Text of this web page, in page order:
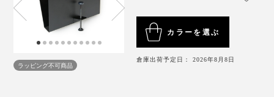
の手があったか！的な、すごい構造だと思っています。
＊GとHのタイプには設置できません
＊A〜Fタイプの天板の場合は、下記の条件をご参照く
ださい。
＊円形テーブルには設置できません。
ラッピング不可商品
カラーを選ぶ
倉庫出荷予定日： 2026年8月8日